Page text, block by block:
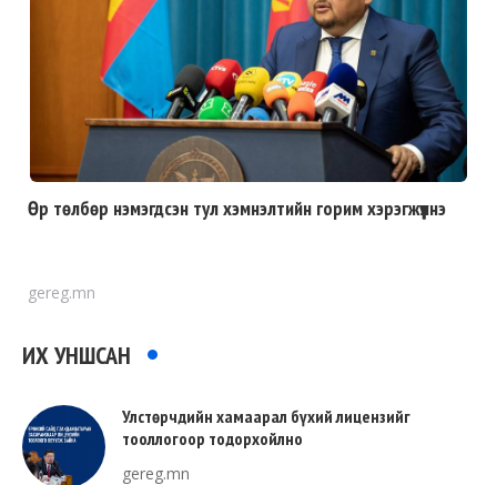
Өр төлбөр нэмэгдсэн тул хэмнэлтийн горим хэрэгжүүлнэ
gereg.mn
ИХ УНШСАН
Улстөрчдийн хамаарал бүхий лицензийг
тооллогоор тодорхойлно
gereg.mn